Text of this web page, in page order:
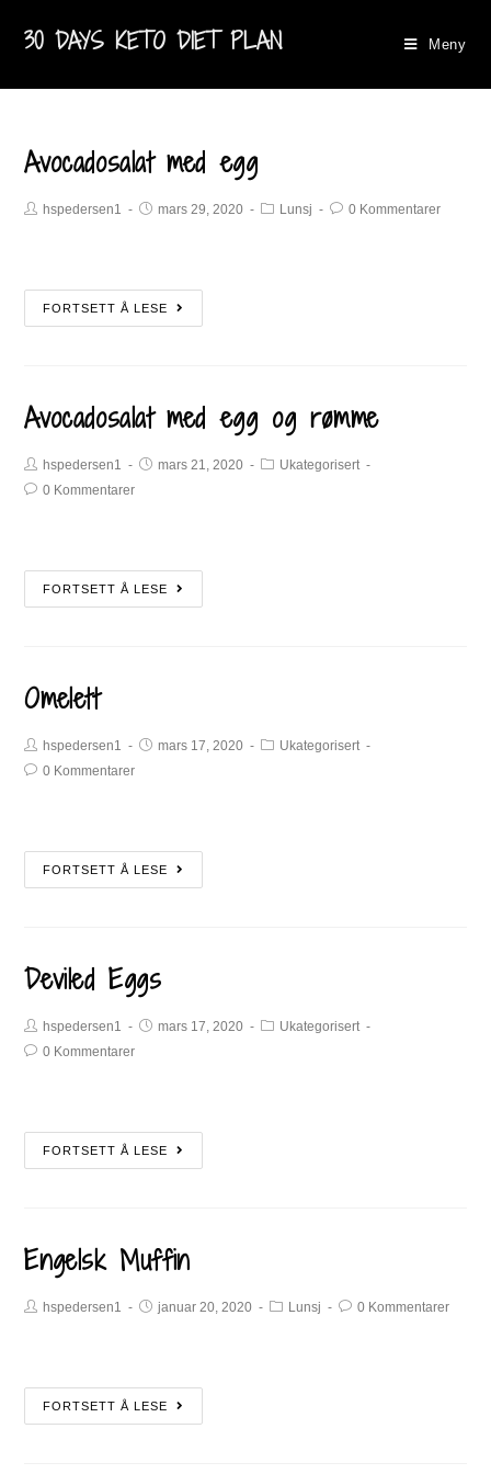
30 DAYS KETO DIET PLAN Meny
Avocadosalat med egg
hspedersen1 mars 29, 2020 Lunsj 0 Kommentarer
FORTSETT Å LESE
Avocadosalat med egg og rømme
hspedersen1 mars 21, 2020
Ukategorisert
0 Kommentarer
FORTSETT Å LESE
Omelett
hspedersen1 mars 17, 2020
Ukategorisert
0 Kommentarer
FORTSETT Å LESE
Deviled Eggs
hspedersen1 mars 17, 2020
Ukategorisert
0 Kommentarer
FORTSETT Å LESE
Engelsk Muffin
hspedersen1 januar 20, 2020 Lunsj 0 Kommentarer
FORTSETT Å LESE